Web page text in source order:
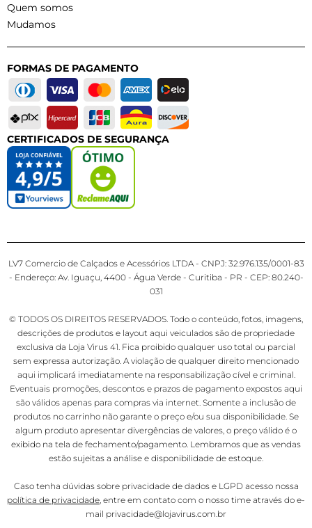
Quem somos
Mudamos
FORMAS DE PAGAMENTO
CERTIFICADOS DE SEGURANÇA
LV7 Comercio de Calçados e Acessórios LTDA - CNPJ: 32.976.135/0001-83
- Endereço: Av. Iguaçu, 4400 - Água Verde - Curitiba - PR - CEP: 80.240-
031
© TODOS OS DIREITOS RESERVADOS. Todo o conteúdo, fotos, imagens,
descrições de produtos e layout aqui veiculados são de propriedade
exclusiva da Loja Virus 41. Fica proibido qualquer uso total ou parcial
sem expressa autorização. A violação de qualquer direito mencionado
aqui implicará imediatamente na responsabilização cível e criminal.
Eventuais promoções, descontos e prazos de pagamento expostos aqui
são válidos apenas para compras via internet. Somente a inclusão de
produtos no carrinho não garante o preço e/ou sua disponibilidade. Se
algum produto apresentar divergências de valores, o preço válido é o
exibido na tela de fechamento/pagamento. Lembramos que as vendas
estão sujeitas a análise e disponibilidade de estoque.
Caso tenha dúvidas sobre privacidade de dados e LGPD acesso nossa
política de privacidade, entre em contato com o nosso time através do e-
mail privacidade@lojavirus.com.br